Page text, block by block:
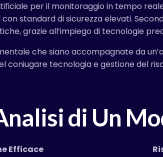
per il monitoraggio in tempo
standard di sicurezza elevati.
grazie all’impiego di tecnologie
che siano accompagnate da
coniugare tecnologia e gestione del
di Un
Efficace